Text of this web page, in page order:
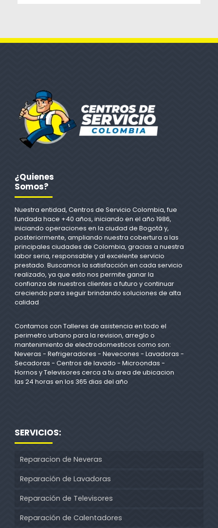
¿Quienes
Somos?
Nuestra entidad, Centros de Servicio Colombia, fue
fundada hace +40 años, iniciando en el año 1986,
iniciando operaciones en la ciudad de Bogotá y,
posteriormente, ampliando nuestra cobertura a las
principales ciudades de Colombia, gracias a nuestra
labor seria, responsable y al excelente servicio
prestado. Buscamos la satisfacción en cada servicio
realizado, ya que esto nos permite ganar la
confianza de nuestros clientes a futuro y continuar
creciendo para seguir brindando soluciones de alta
calidad
Contamos con Talleres de asistencia en todo el
perimetro urbano para la revision, arreglo o
mantenimiento de electrodomesticos como son:
Neveras - Refrigeradores - Nevecones - Lavadoras -
Secadoras - Centros de lavado - Microondas -
Hornos y Televisores cerca a tu area de ubicacion
las 24 horas en los 365 dias del año
SERVICIOS:
Reparacion de Neveras
Reparación de Lavadoras
Reparación de Televisores
Reparación de Calentadores